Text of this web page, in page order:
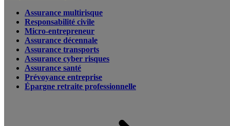
Assurance multirisque
Responsabilité civile
Micro-entrepreneur
Assurance décennale
Assurance transports
Assurance cyber risques
Assurance santé
Prévoyance entreprise
Épargne retraite professionnelle